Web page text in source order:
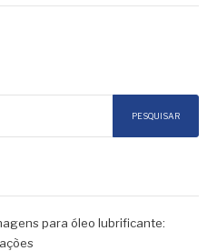
PESQUISAR
para óleo lubrificante: